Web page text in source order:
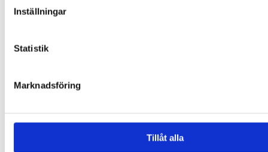
Inställningar
Statistik
Marknadsföring
Tillåt alla